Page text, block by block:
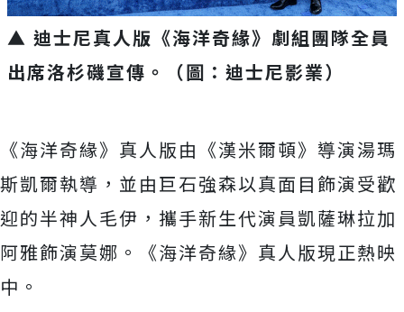
▲ 迪士尼真人版《海洋奇緣》劇組團隊全員
出席洛杉磯宣傳。（圖：迪士尼影業）
《海洋奇緣》真人版由《漢米爾頓》導演湯瑪
斯凱爾執導， 並由巨石強森以真面目飾演受歡
迎的半神人毛伊， 攜手新生代演員凱薩琳拉加
阿雅飾演莫娜。《海洋奇緣》 真人版現正熱映
中。